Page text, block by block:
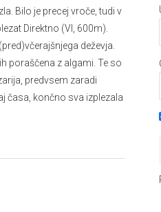
Bilo je precej vroče, tudi v
Direktno (VI, 600m).
deževja.
poraščena z algami. Te so
predvsem zaradi
časa, končno sva izplezala